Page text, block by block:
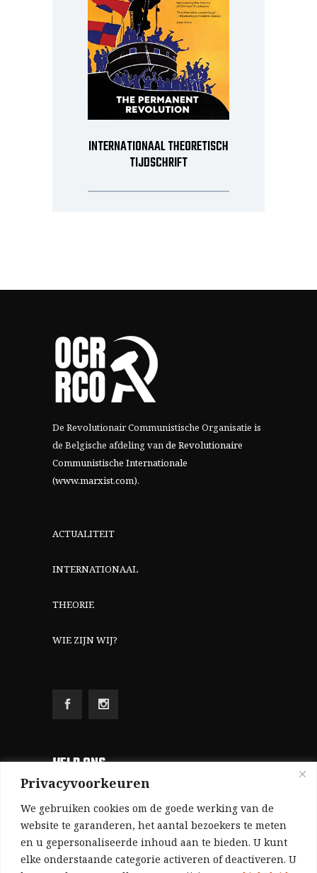
Privacyvoorkeuren
We gebruiken cookies om de goede werking van de
website te garanderen, het aantal bezoekers te meten
en u gepersonaliseerde inhoud aan te bieden. U kunt
elke onderstaande categorie activeren of deactiveren. U
INTERNATIONAAL THEORETISCH
TIJDSCHRIFT
De Revolutionair Communistische Organisatie is
de Belgische afdeling vande Revolutionaire
Communistische Internationale
(www.marxist.com).
ACTUALITEIT
INTERNATIONAAL
THEORIE
WIE ZIJN WIJ?
HELP ONS
Aangezien we volledig zelf gefinancierd zijn
(zonder subsidies, zonder commerciële
advertenties en zonder rijke sponsors), zijn we
voor de publicatie van ons tijdschrift uitsluitend